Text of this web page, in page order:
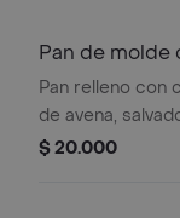
Pan de molde
Pan relleno con
de avena,
aceite de oliva,
$ 20.000